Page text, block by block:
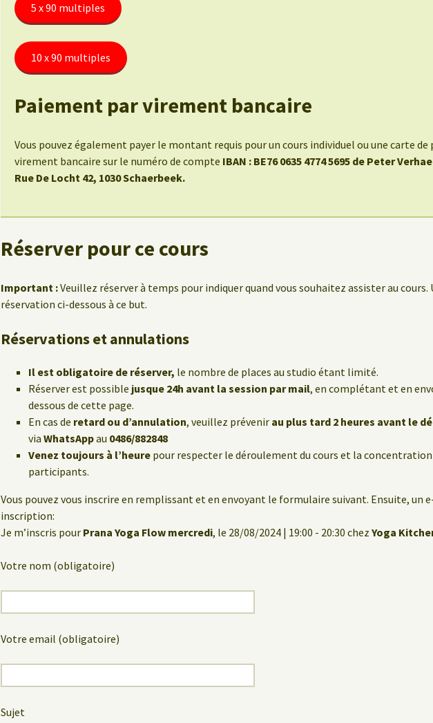
5 x 90 multiples
10 x 90 multiples
Paiement par virement bancaire
Vous pouvez également payer le montant requis pour un cours individuel ou une carte de
virement bancaire sur le numéro de compte IBAN : BE76 0635 4774 5695 de Peter
Rue De Locht 42, 1030 Schaerbeek.
Réserver pour ce cours
Important :Veuillez réserver à temps pour indiquer quand vous souhaitez assister au
réservation ci-dessous à ce but.
Réservations et annulations
Il est obligatoire de réserver, le nombre de places au studio étant limité.
Réserver est possible jusque 24h avant la session par mail, en complétant et en
dessous de cette page.
En cas de retard ou d’annulation, veuillez prévenir au plus tard 2 heures avant le
via WhatsAppau 0486/882848
Venez toujours à l’heure pour respecter le déroulement du cours et la concentration
participants.
Vous pouvez vous inscrire en remplissant et en envoyant le formulaire suivant. Ensuite, un
inscription:
Je m’inscris pour Prana Yoga Flow mercredi, le 28/08/2024 | 19:00 - 20:30 chez Yoga
Votre nom (obligatoire)
Votre email (obligatoire)
Sujet